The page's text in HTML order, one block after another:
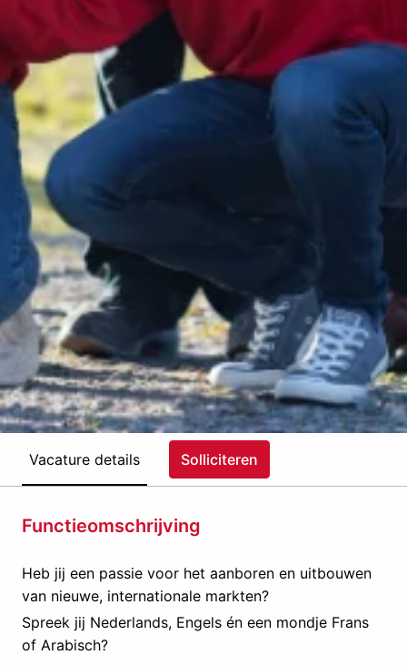
Vacature details Solliciteren
Functieomschrijving
Heb jij een passie voor het aanboren en uitbouwen
van nieuwe, internationale markten?
Spreek jij Nederlands, Engels én een mondje Frans
of Arabisch?